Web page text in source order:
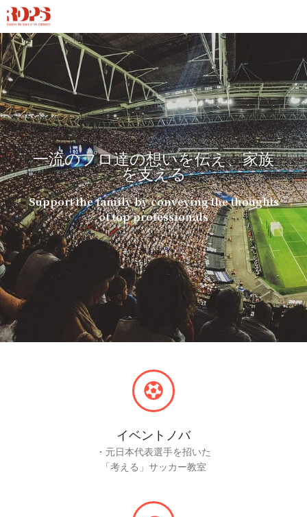
一流のプロ達の想いを伝え、家族
を支える
Support the family by conveying the thoughts
of top professionals
イベントノバ
・元日本代表選手を招いた
「考える」サッカー教室